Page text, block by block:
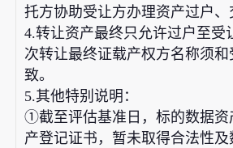
托方协助受让方办理资产过户、
4.转让资产最终只允许过户至受
次转让最终证载产权方名称须
致。
5.其他特别说明：
①截至评估基准日，标的数据资
产登记证书，暂未取得合法性